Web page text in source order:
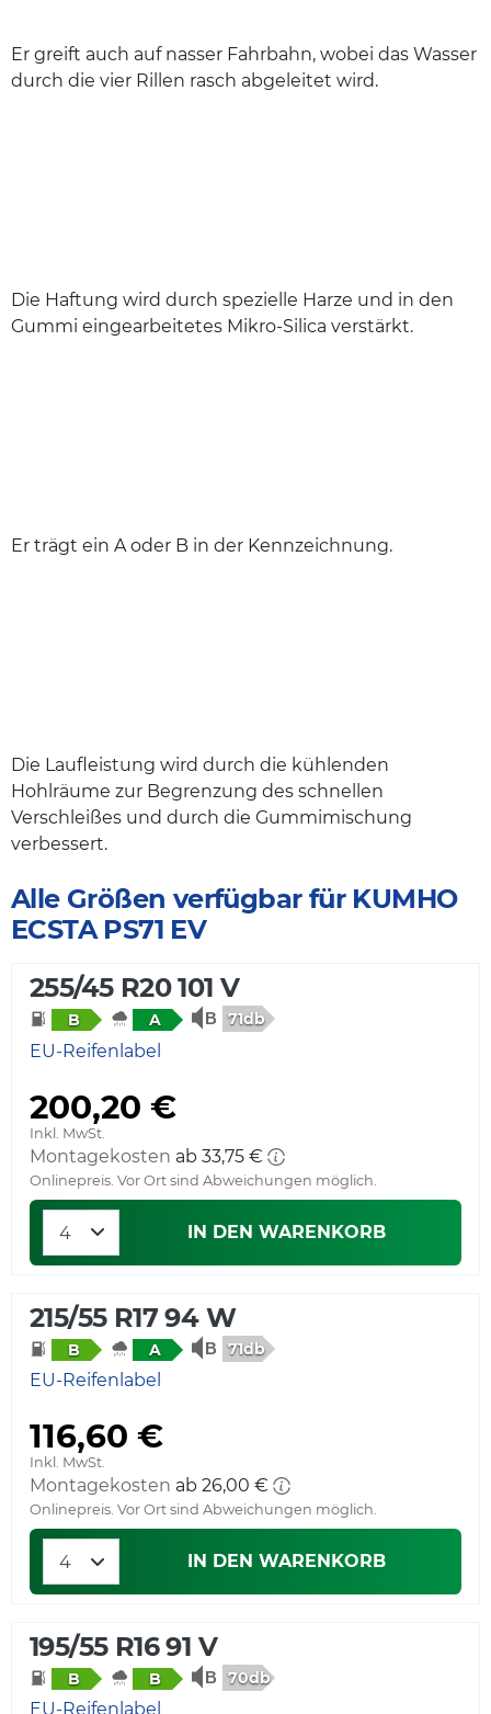
Er greift auch auf nasser Fahrbahn, wobei das Wasser
durch die vier Rillen rasch abgeleitet wird.
Die Haftung wird durch spezielle Harze und in den
Gummi eingearbeitetes Mikro-Silica verstärkt.
Er trägt ein A oder B in der Kennzeichnung.
Die Laufleistung wird durch die kühlenden
Hohlräume zur Begrenzung des schnellen
Verschleißes und durch die Gummimischung
verbessert.
Alle Größen verfügbar für KUMHO
ECSTA PS71 EV
255/45 R20 101 V
B A 71db
EU-Reifenlabel
200,20 €
Inkl. MwSt.
Montagekosten ab 33,75 €
Onlinepreis. Vor Ort sind Abweichungen möglich.
IN DEN WARENKORB
215/55 R17 94 W
B A 71db
EU-Reifenlabel
116,60 €
Inkl. MwSt.
Montagekosten ab 26,00 €
Onlinepreis. Vor Ort sind Abweichungen möglich.
IN DEN WARENKORB
195/55 R16 91 V
B B 70db
EU-Reifenlabel